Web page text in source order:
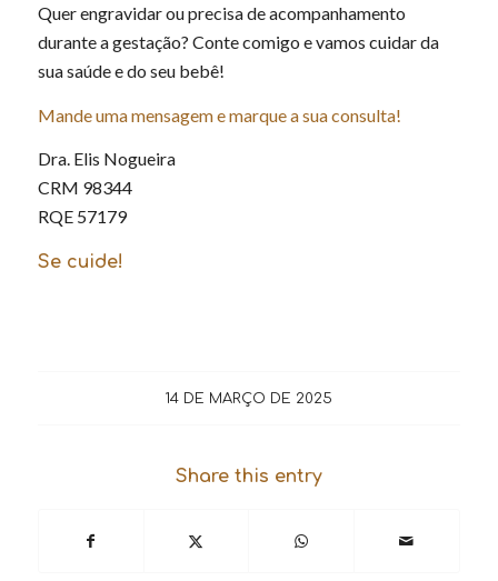
Quer engravidar ou precisa de acompanhamento
durante a gestação? Conte comigo e vamos cuidar da
sua saúde e do seu bebê!
Mande uma mensagem e marque a sua consulta!
Dra. Elis Nogueira
CRM 98344
RQE 57179
Se cuide!
14 DE MARÇO DE 2025
Share this entry